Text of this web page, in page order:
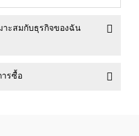
าะสมกับธุรกิจของฉัน
รซื้อ